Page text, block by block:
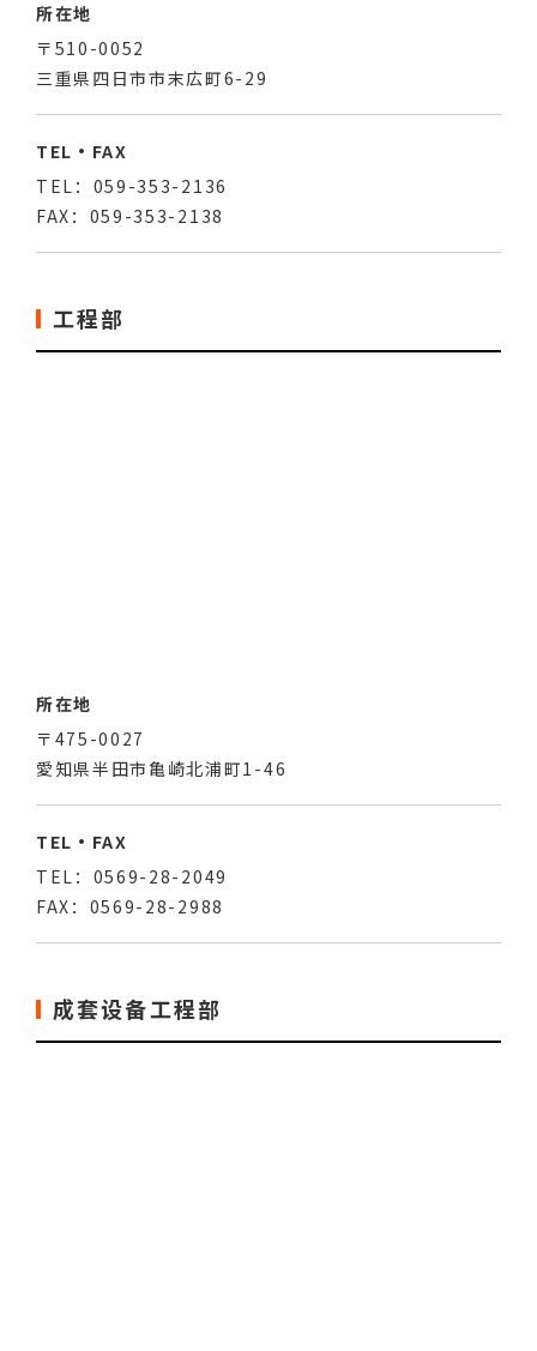
所在地
〒510-0052
三重県四日市市末広町6-29
TEL・FAX
TEL：059-353-2136
FAX：059-353-2138
工程部
所在地
〒475-0027
愛知県半田市亀崎北浦町1-46
TEL・FAX
TEL：0569-28-2049
FAX：0569-28-2988
成套设备工程部